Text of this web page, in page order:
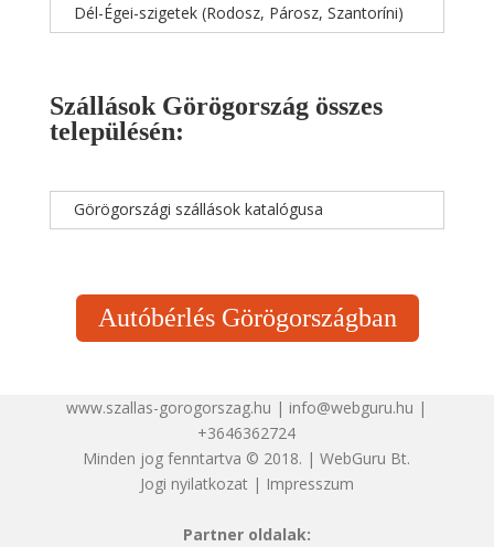
Dél-Égei-szigetek (Rodosz, Párosz, Szantoríni)
Szállások Görögország összes
településén:
Görögországi szállások katalógusa
Autóbérlés Görögországban
www.szallas-gorogorszag.hu | info@webguru.hu |
+3646362724
Minden jog fenntartva © 2018. | WebGuru Bt.
Jogi nyilatkozat| Impresszum
Partner oldalak: